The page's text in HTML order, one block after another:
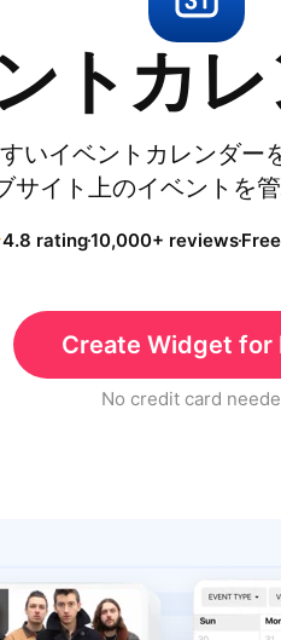
トカ
いイベントカレンダ
サイト上のイベントを
4.8 rating10,000+ reviews
Create Widget for
No credit card